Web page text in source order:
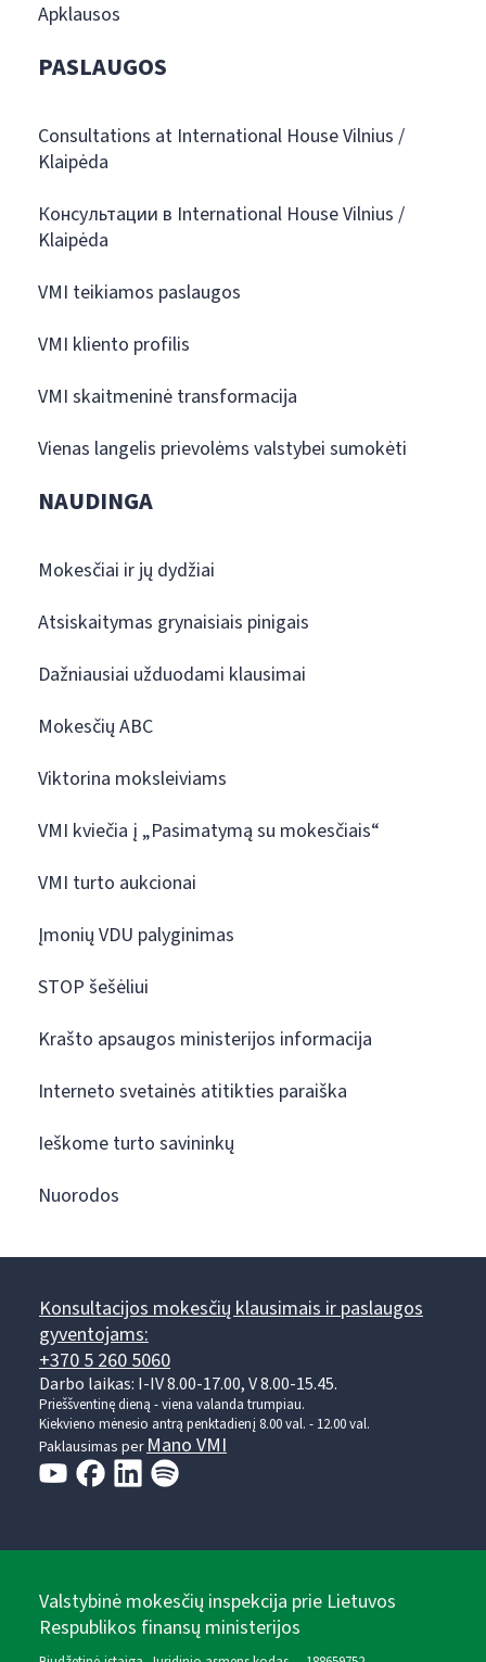
Apklausos
PASLAUGOS
Consultations at International House Vilnius /
Klaipėda
Консультации в International House Vilnius /
Klaipėda
VMI teikiamos paslaugos
VMI kliento profilis
VMI skaitmeninė transformacija
Vienas langelis prievolėms valstybei sumokėti
NAUDINGA
Mokesčiai ir jų dydžiai
Atsiskaitymas grynaisiais pinigais
Dažniausiai užduodami klausimai
Mokesčių ABC
Viktorina moksleiviams
VMI kviečia į „Pasimatymą su mokesčiais“
VMI turto aukcionai
Įmonių VDU palyginimas
STOP šešėliui
Krašto apsaugos ministerijos informacija
Interneto svetainės atitikties paraiška
Ieškome turto savininkų
Nuorodos
Konsultacijos mokesčių klausimais ir paslaugos
gyventojams:
+370 5 260 5060
Darbo laikas: I-IV 8.00-17.00, V 8.00-15.45.
Prieššventinę dieną - viena valanda trumpiau.
Kiekvieno mėnesio antrą penktadienį 8.00 val. - 12.00 val.
Paklausimas perMano VMI
Valstybinė mokesčių inspekcija prie Lietuvos
Respublikos finansų ministerijos